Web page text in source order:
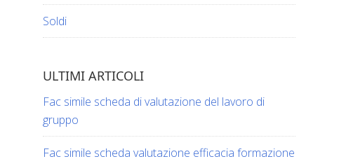
Soldi
ULTIMI ARTICOLI
Fac simile scheda di valutazione del lavoro di
gruppo​​
Fac simile scheda valutazione efficacia formazione​​